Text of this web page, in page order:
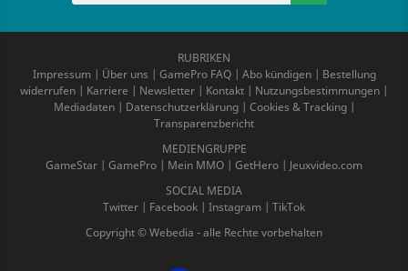
RUBRIKEN
Impressum| Über uns | GamePro FAQ| Abo kündigen| Bestellung
widerrufen | Karriere | Newsletter | Kontakt | Nutzungsbestimmungen |
Mediadaten| Datenschutzerklärung| Cookies & Tracking|
Transparenzbericht
MEDIENGRUPPE
GameStar | GamePro | Mein MMO | GetHero | Jeuxvideo.com
SOCIAL MEDIA
Twitter | Facebook | Instagram | TikTok
Copyright © Webedia - alle Rechte vorbehalten